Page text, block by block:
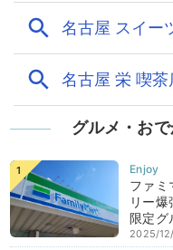
グルメ・お
ファミ
リー爆
限定グ
2025/